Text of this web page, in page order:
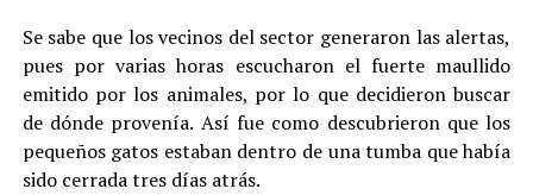
Se sabe que los vecinos del sector generaron las alertas,
pues por varias horas escucharon el fuerte maullido
emitido por los animales, por lo que decidieron buscar
de dónde provenía. Así fue como descubrieron que los
pequeños gatos estaban dentro de una tumba que había
sido cerrada tres días atrás.